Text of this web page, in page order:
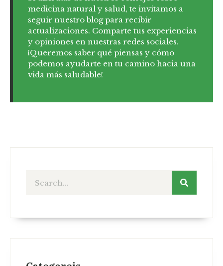
medicina natural y salud, te invitamos a
seguir nuestro blog para recibir
actualizaciones. Comparte tus experiencias
y opiniones en nuestras redes sociales.
¡Queremos saber qué piensas y cómo
podemos ayudarte en tu camino hacia una
vida más saludable!